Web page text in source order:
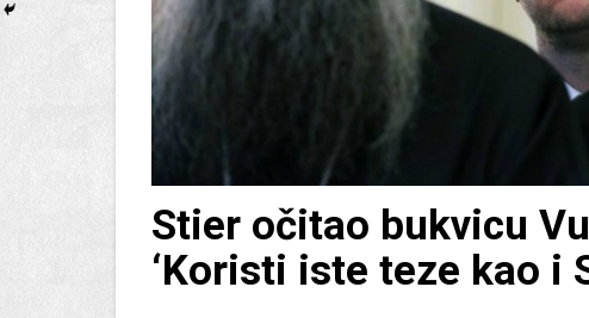
Stier očitao bukvicu
‘Koristi iste teze kao i